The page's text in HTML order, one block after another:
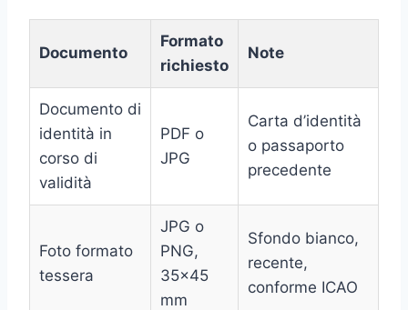
Documento
Formato
richiesto
Note
Documento di
identità in
corso di
validità
PDF o
JPG
Carta d’identità
o passaporto
precedente
Foto formato
tessera
JPG o
PNG,
35×45
mm
Sfondo bianco,
recente,
conforme ICAO